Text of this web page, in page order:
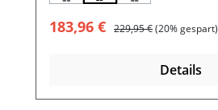
Verkaufspreis:
183,96 € Regulärer Preis:
229,95 €(20% gespart)
Details